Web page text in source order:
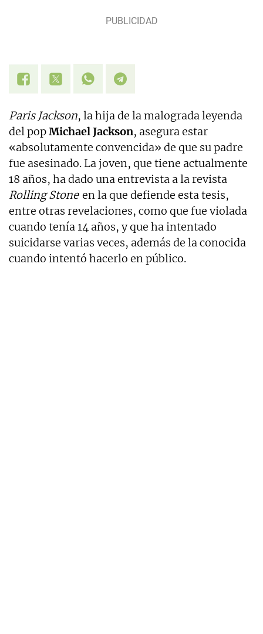
Paris Jackson, la hija de la malograda leyenda
del popMichael Jackson, asegura estar
«absolutamente convencida» de que su padre
fue asesinado. La joven, que tiene actualmente
18 años, ha dado una entrevista a la revista
Rolling Stone en la que defiende esta tesis,
entre otras revelaciones, como que fue violada
cuando tenía 14 años, y que ha intentado
suicidarse varias veces, además de la conocida
cuando intentó hacerlo en público.